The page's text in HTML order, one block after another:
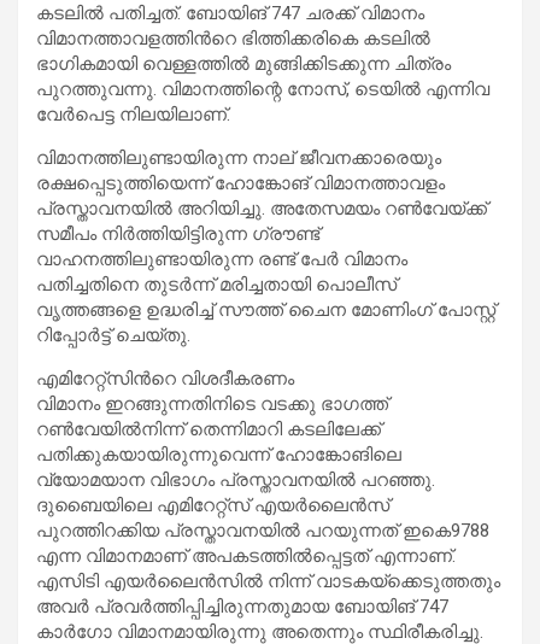
കടലിൽ പതിച്ചത്. ബോയിങ് 747 ചരക്ക് വിമാനം
വിമാനത്താവളത്തിന്‍റെ ഭിത്തിക്കരികെ കടലിൽ
ഭാഗികമായി വെള്ളത്തിൽ മുങ്ങിക്കിടക്കുന്ന ചിത്രം
പുറത്തുവന്നു. വിമാനത്തിന്റെ നോസ്, ടെയിൽ എന്നിവ
വേർപെട്ട നിലയിലാണ്.
വിമാനത്തിലുണ്ടായിരുന്ന നാല് ജീവനക്കാരെയും
രക്ഷപ്പെടുത്തിയെന്ന് ഹോങ്കോങ് വിമാനത്താവളം
പ്രസ്താവനയിൽ അറിയിച്ചു. അതേസമയം റൺവേയ്ക്ക്
സമീപം നിർത്തിയിട്ടിരുന്ന ഗ്രൗണ്ട്
വാഹനത്തിലുണ്ടായിരുന്ന രണ്ട് പേർ വിമാനം
പതിച്ചതിനെ തുടർന്ന് മരിച്ചതായി പൊലീസ്
വൃത്തങ്ങളെ ഉദ്ധരിച്ച് സൗത്ത് ചൈന മോണിംഗ് പോസ്റ്റ്
റിപ്പോർട്ട് ചെയ്തു.
എമിറേറ്റ്സിന്‍റെ വിശദീകരണം
വിമാനം ഇറങ്ങുന്നതിനിടെ വടക്കു ഭാഗത്ത്
റൺവേയിൽനിന്ന് തെന്നിമാറി കടലിലേക്ക്
പതിക്കുകയായിരുന്നുവെന്ന് ഹോങ്കോങിലെ
വ്യോമയാന വിഭാഗം പ്രസ്താവനയിൽ പറഞ്ഞു.
ദുബൈയിലെ എമിറേറ്റ്‌സ് എയർലൈൻസ്
പുറത്തിറക്കിയ പ്രസ്താവനയിൽ പറയുന്നത് ഇകെ9788
എന്ന വിമാനമാണ് അപകടത്തിൽപ്പെട്ടത് എന്നാണ്.
എസിടി എയർലൈൻസിൽ നിന്ന് വാടകയ്‌ക്കെടുത്തതും
അവർ പ്രവർത്തിപ്പിച്ചിരുന്നതുമായ ബോയിങ് 747
കാർഗോ വിമാനമായിരുന്നു അതെന്നും സ്ഥിരീകരിച്ചു.